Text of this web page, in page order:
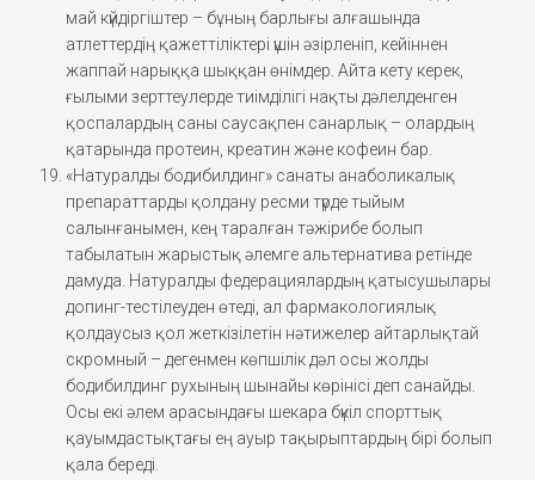
май күйдіргіштер – бұның барлығы алғашында
атлеттердің қажеттіліктері үшін әзірленіп, кейіннен
жаппай нарыққа шыққан өнімдер. Айта кету керек,
ғылыми зерттеулерде тиімділігі нақты дәлелденген
қоспалардың саны саусақпен санарлық – олардың
қатарында протеин, креатин және кофеин бар.
«Натуралды бодибилдинг» санаты анаболикалық
препараттарды қолдану ресми түрде тыйым
салынғанымен, кең таралған тәжірибе болып
табылатын жарыстық әлемге альтернатива ретінде
дамуда. Натуралды федерациялардың қатысушылары
допинг-тестілеуден өтеді, ал фармакологиялық
қолдаусыз қол жеткізілетін нәтижелер айтарлықтай
скромный – дегенмен көпшілік дәл осы жолды
бодибилдинг рухының шынайы көрінісі деп санайды.
Осы екі әлем арасындағы шекара бүкіл спорттық
қауымдастықтағы ең ауыр тақырыптардың бірі болып
қала береді.